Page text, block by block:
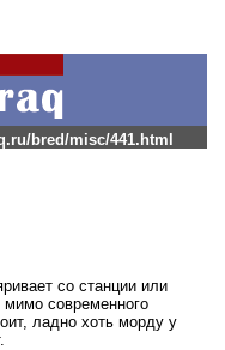
bred/misc/441.html
со станции или
современного
ладно хоть морду у